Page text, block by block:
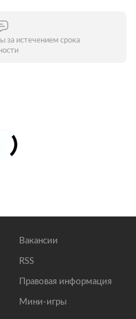
за истечением срока
Вакансии
RSS
Правовая информация
Мини-игры